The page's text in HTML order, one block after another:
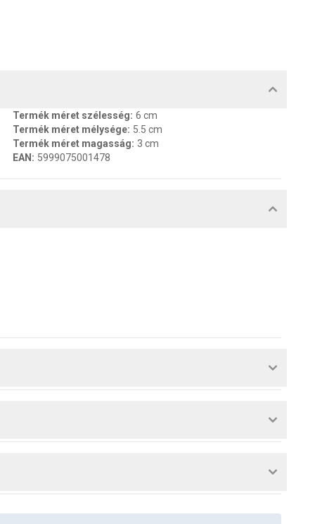
Termék méret szélesség: 6 cm
Termék méret mélysége: 5.5 cm
Termék méret magasság: 3 cm
EAN : 5999075001478